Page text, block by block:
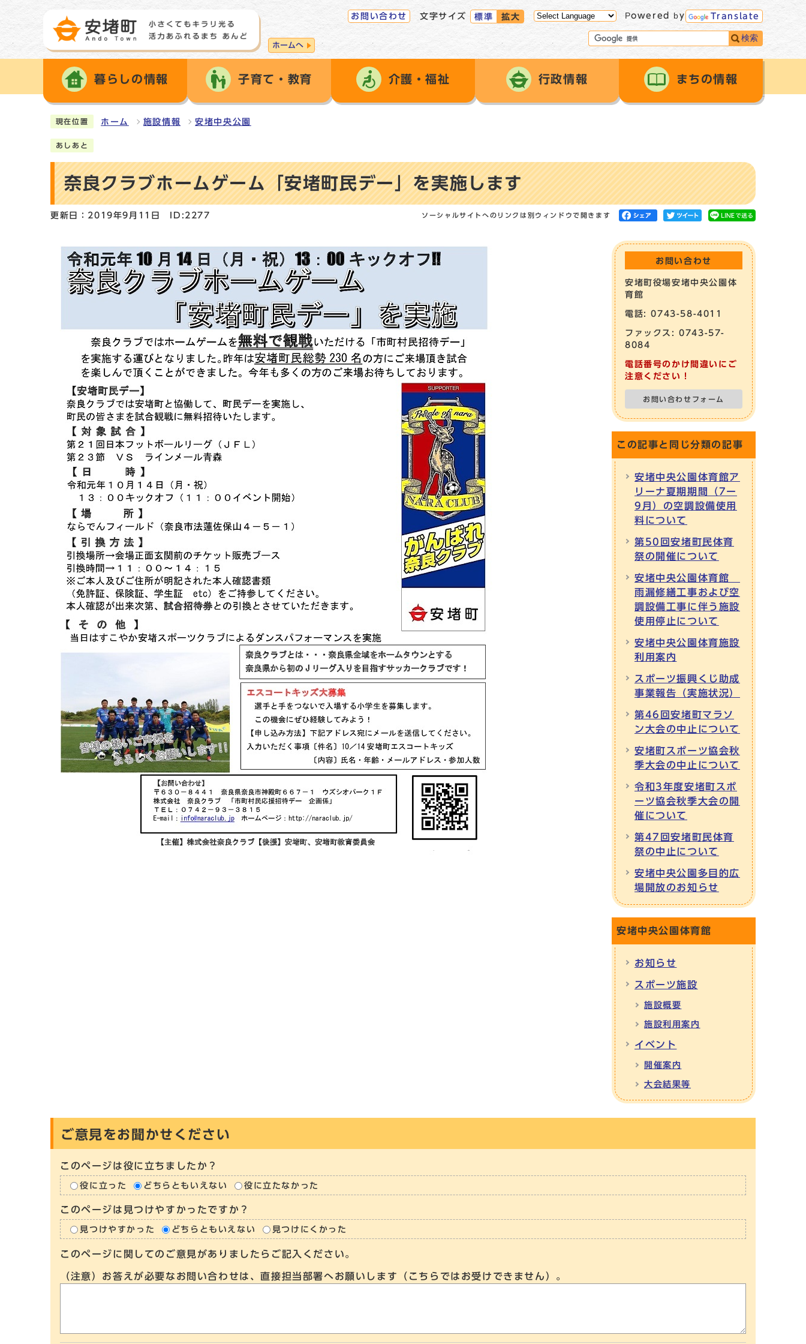
ホームへ
お問い合わせ 文字サイズ 標準 拡大 Powered by Translate
検索
暮らしの情報 子育て・教育 介護・福祉 行政情報 まちの情報
現在位置 ホーム 施設情報 安堵中央公園
あしあと
奈良クラブホームゲーム「安堵町民デー」を実施します
更新日：2019年9月11日 ID:2277 ソーシャルサイトへのリンクは別ウィンドウで開きます
お問い合わせ
安堵町役場安堵中央公園体
育館
電話: 0743-58-4011
ファックス: 0743-57-
8084
電話番号のかけ間違いにご
注意ください！
お問い合わせフォーム
この記事と同じ分類の記事
安堵中央公園体育館ア
リーナ夏期期間（7ー
9月）の空調設備使用
料について
第50回安堵町民体育
祭の開催について
安堵中央公園体育館
雨漏修繕工事および空
調設備工事に伴う施設
使用停止について
安堵中央公園体育施設
利用案内
スポーツ振興くじ助成
事業報告（実施状況）
第46回安堵町マラソ
ン大会の中止について
安堵町スポーツ協会秋
季大会の中止について
令和3年度安堵町スポ
ーツ協会秋季大会の開
催について
第47回安堵町民体育
祭の中止について
安堵中央公園多目的広
場開放のお知らせ
安堵中央公園体育館
お知らせ
スポーツ施設
施設概要
施設利用案内
イベント
開催案内
大会結果等
ご意見をお聞かせください
このページは役に立ちましたか？
役に立った どちらともいえない 役に立たなかった
このページは見つけやすかったですか？
見つけやすかった どちらともいえない 見つけにくかった
このページに関してのご意見がありましたらご記入ください。
（注意）お答えが必要なお問い合わせは、直接担当部署へお願いします（こちらではお受けできません）。